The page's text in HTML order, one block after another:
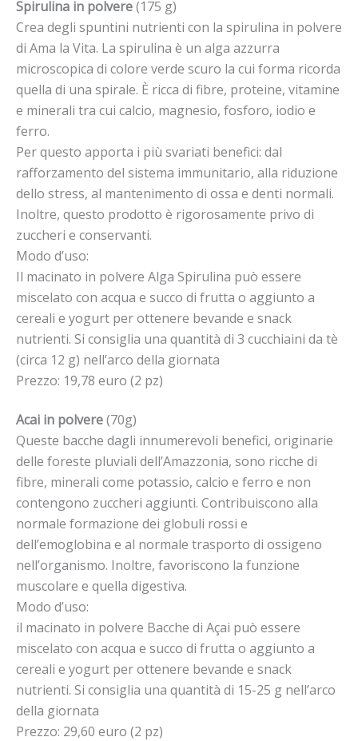
Spirulina in polvere(175 g)
Crea degli spuntini nutrienti con la spirulina in polvere
di Ama la Vita. La spirulina è un alga azzurra
microscopica di colore verde scuro la cui forma ricorda
quella di una spirale. È ricca di fibre, proteine, vitamine
e minerali tra cui calcio, magnesio, fosforo, iodio e
ferro.
Per questo apporta i più svariati benefici: dal
rafforzamento del sistema immunitario, alla riduzione
dello stress, al mantenimento di ossa e denti normali.
Inoltre, questo prodotto è rigorosamente privo di
zuccheri e conservanti.
Modo d’uso:
Il macinato in polvere Alga Spirulina può essere
miscelato con acqua e succo di frutta o aggiunto a
cereali e yogurt per ottenere bevande e snack
nutrienti. Si consiglia una quantità di 3 cucchiaini da tè
(circa 12 g) nell’arco della giornata
Prezzo: 19,78 euro (2 pz)
Acai in polvere(70g)
Queste bacche dagli innumerevoli benefici, originarie
delle foreste pluviali dell’Amazzonia, sono ricche di
fibre, minerali come potassio, calcio e ferro e non
contengono zuccheri aggiunti. Contribuiscono alla
normale formazione dei globuli rossi e
dell’emoglobina e al normale trasporto di ossigeno
nell’organismo. Inoltre, favoriscono la funzione
muscolare e quella digestiva.
Modo d’uso:
il macinato in polvere Bacche di Açai può essere
miscelato con acqua e succo di frutta o aggiunto a
cereali e yogurt per ottenere bevande e snack
nutrienti. Si consiglia una quantità di 15-25 g nell’arco
della giornata
Prezzo: 29,60 euro (2 pz)